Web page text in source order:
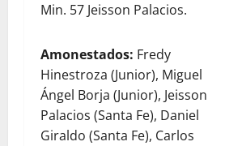
Min. 57 Jeisson Palacios.
Amonestados: Fredy
Hinestroza (Junior), Miguel
Ángel Borja (Junior), Jeisson
Palacios (Santa Fe), Daniel
Giraldo (Santa Fe), Carlos